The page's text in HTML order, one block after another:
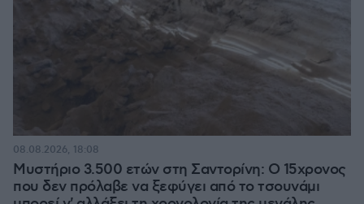
Μυστήριο 3.500 ετών στη Σαντορίνη: Ο 15χρονος
που δεν πρόλαβε να ξεφύγει από το τσουνάμι
08.08.2026, 18:08